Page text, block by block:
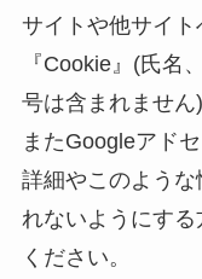
サイトや他サイ
『Cookie』(氏名
号は含まれません
またGoogleアド
詳細やこのよう
れないようにする
ください。